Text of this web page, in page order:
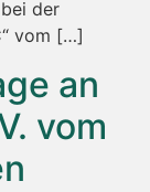
der
vom […]
an
vom